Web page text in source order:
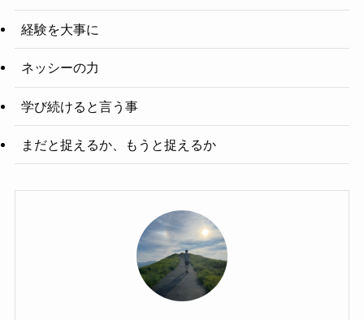
経験を大事に
ネッシーの力
学び続けると言う事
まだと捉えるか、もうと捉えるか